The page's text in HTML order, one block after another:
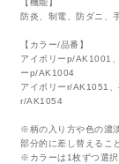
【機能】
防炎、制電、防ダニ、
【カラー/品番】
アイボリーp/AK1001
ーp/AK1004
アイボリーr/AK1051
r/AK1054
※柄の入り方や色の濃
部分的に差し替えるこ
※カラーは1枚ずつ選択